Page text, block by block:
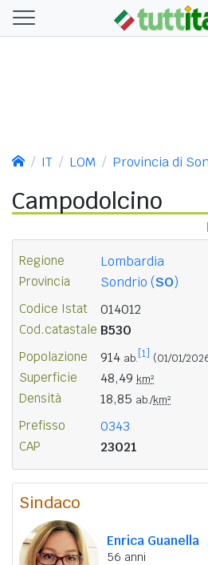
IT LOM Provincia di
Campodolcino
Regione Lombardia
Provincia Sondrio (SO)
Codice Istat 014012
Cod.catastale B530
Popolazione 914 ab. [1] (01/01/
Superficie 48,49 km²
Densità 18,85 ab./km²
Prefisso 0343
CAP 23021
Sindaco
Enrica Guanella
56 anni